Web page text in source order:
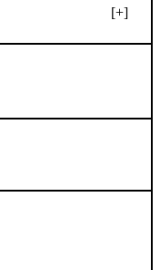
[+]